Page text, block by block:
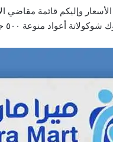
أعواد منوعة ٥٠٠ جرام .